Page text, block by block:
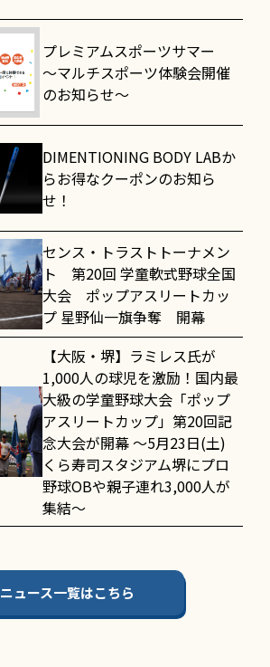
プレミアムスポーツサマー
～マルチスポーツ体験会開催
のお知らせ～
DIMENTIONING BODY LABか
らお得なクーポンのお知ら
せ！
センス・トラストトーナメン
ト 第20回 学童軟式野球全国
大会 ポップアスリートカッ
プ 星野仙一旗争奪 開幕
【大阪・堺】ラミレス氏が
1,000人の球児を激励！国内最
大級の学童野球大会「ポップ
アスリートカップ」第20回記
念大会が開幕 〜5月23日(土)
くら寿司スタジアム堺にプロ
野球OBや親子連れ3,000人が
集結〜
ニュース一覧はこちら